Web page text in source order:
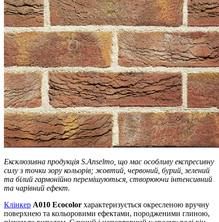
Ексклюзивна продукція S.Anselmo, що має особливу експресивну
силу з точки зору кольорів; жовтий, червоний, бурий, зелений
та білий гармонійно перемішуються, створюючи інтенсивний
та чарівний ефект.
Клінкер A010 Ecocolor характеризується окресленою вручну
поверхнею та кольоровими ефектами, породженими глиною,